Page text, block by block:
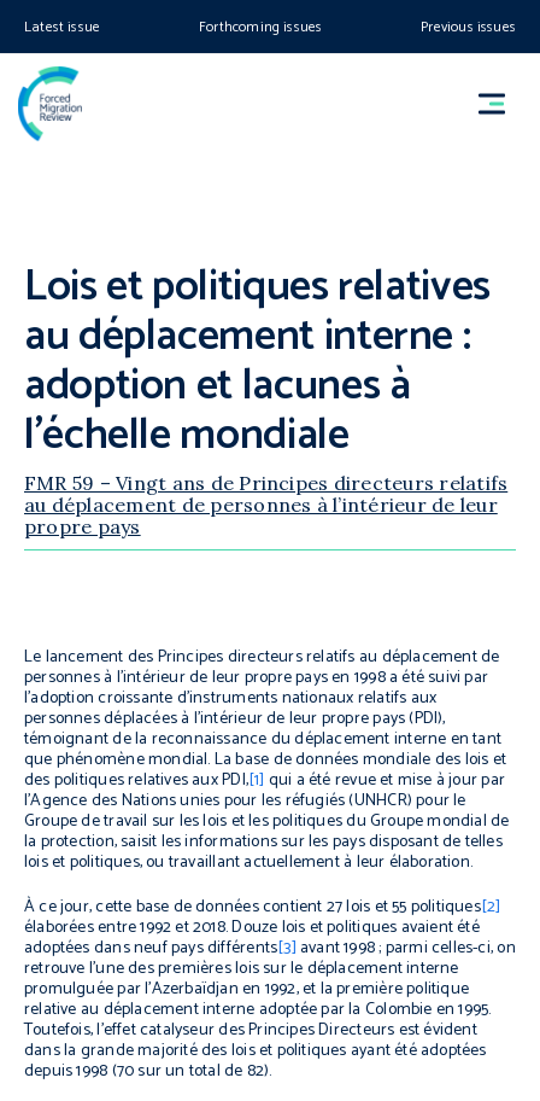
Latest issue Forthcoming issues Previous issues
Lois et politiques relatives
au déplacement interne :
adoption et lacunes à
l’échelle mondiale
FMR 59 – Vingt ans de Principes directeurs relatifs
au déplacement de personnes à l’intérieur de leur
propre pays
Le lancement des Principes directeurs relatifs au déplacement de
personnes à l’intérieur de leur propre pays en 1998 a été suivi par
l’adoption croissante d’instruments nationaux relatifs aux
personnes déplacées à l’intérieur de leur propre pays (PDI),
témoignant de la reconnaissance du déplacement interne en tant
que phénomène mondial. La base de données mondiale des lois et
des politiques relatives aux PDI,[1] qui a été revue et mise à jour par
l’Agence des Nations unies pour les réfugiés (UNHCR) pour le
Groupe de travail sur les lois et les politiques du Groupe mondial de
la protection, saisit les informations sur les pays disposant de telles
lois et politiques, ou travaillant actuellement à leur élaboration.
À ce jour, cette base de données contient 27 lois et 55 politiques[2]
élaborées entre 1992 et 2018. Douze lois et politiques avaient été
adoptées dans neuf pays différents[3] avant 1998 ; parmi celles-ci, on
retrouve l’une des premières lois sur le déplacement interne
promulguée par l’Azerbaïdjan en 1992, et la première politique
relative au déplacement interne adoptée par la Colombie en 1995.
Toutefois, l’effet catalyseur des Principes Directeurs est évident
dans la grande majorité des lois et politiques ayant été adoptées
depuis 1998 (70 sur un total de 82).